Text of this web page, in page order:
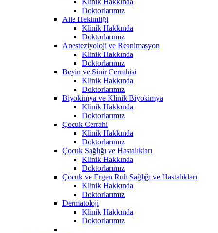
Doktorlarımız
Aile Hekimliği
Klinik Hakkında
Doktorlarımız
Anesteziyoloji ve Reanimasyon
Klinik Hakkında
Doktorlarımız
Beyin ve Sinir Cerrahisi
Klinik Hakkında
Doktorlarımız
Biyokimya ve Klinik Biyokimya
Klinik Hakkında
Doktorlarımız
Çocuk Cerrahi
Klinik Hakkında
Doktorlarımız
Çocuk Sağlığı ve Hastalıkları
Klinik Hakkında
Doktorlarımız
Çocuk ve Ergen Ruh Sağlığı ve Hastalıkları
Klinik Hakkında
Doktorlarımız
Dermatoloji
Klinik Hakkında
Doktorlarımız